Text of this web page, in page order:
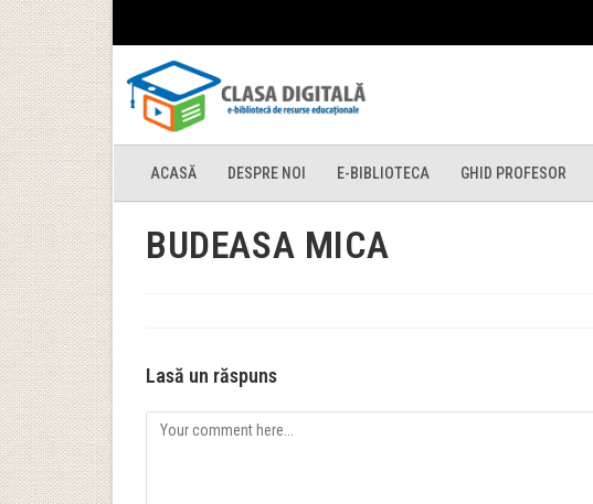
ACASĂ DESPRE NOI E-BIBLIOTECA GHID PROFESOR
BUDEASA MICA
Lasă un răspuns